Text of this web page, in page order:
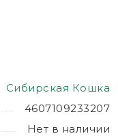
Сибирская Кошка
4607109233207
Нет в наличии